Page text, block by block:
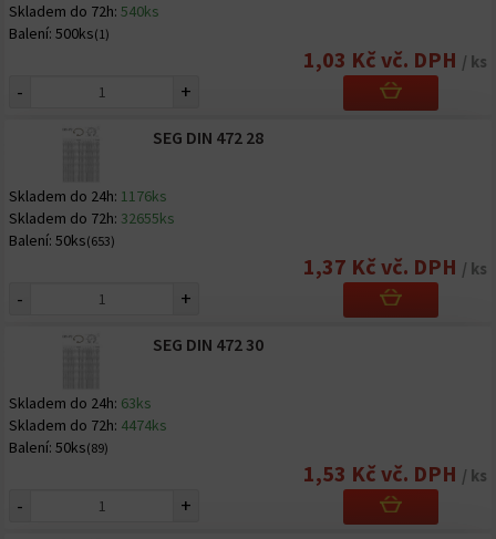
Skladem do 72h: 540ks
Balení: 500ks(1)
1,03 Kč vč. DPH / ks
- +
SEG DIN 472 28
Skladem do 24h: 1176ks
Skladem do 72h: 32655ks
Balení: 50ks(653)
1,37 Kč vč. DPH / ks
- +
SEG DIN 472 30
Skladem do 24h: 63ks
Skladem do 72h: 4474ks
Balení: 50ks(89)
1,53 Kč vč. DPH / ks
- +